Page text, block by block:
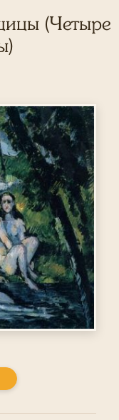
(Четыре